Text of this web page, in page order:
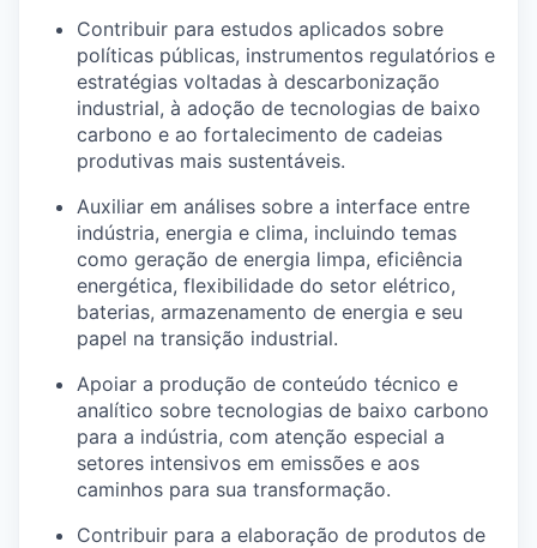
Contribuir para estudos aplicados sobre
políticas públicas, instrumentos regulatórios e
estratégias voltadas à descarbonização
industrial, à adoção de tecnologias de baixo
carbono e ao fortalecimento de cadeias
produtivas mais sustentáveis.
Auxiliar em análises sobre a interface entre
indústria, energia e clima, incluindo temas
como geração de energia limpa, eficiência
energética, flexibilidade do setor elétrico,
baterias, armazenamento de energia e seu
papel na transição industrial.
Apoiar a produção de conteúdo técnico e
analítico sobre tecnologias de baixo carbono
para a indústria, com atenção especial a
setores intensivos em emissões e aos
caminhos para sua transformação.
Contribuir para a elaboração de produtos de